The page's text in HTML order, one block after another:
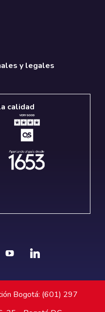
y legales
calidad
Bogotá: (601) 297